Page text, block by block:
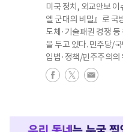
미국 정치, 외교안보
엘 군대의 비밀』로 국
도체·기술패권 경쟁 등
을 두고 있다. 민주당/
입법·정책/민주주의의